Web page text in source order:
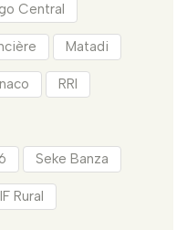
Central
Matadi
RRI
Seke Banza
Rural